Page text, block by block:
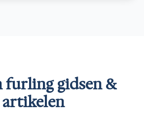
furling gidsen &
artikelen